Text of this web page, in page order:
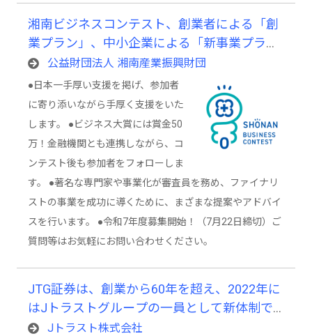
湘南ビジネスコンテスト、創業者による「創
業プラン」、中小企業による「新事業プラ
ン」を発表するビジネスコンテスト
公益財団法人 湘南産業振興財団
●日本一手厚い支援を掲げ、参加者
に寄り添いながら手厚く支援をいた
します。 ●ビジネス大賞には賞金50
万！金融機関とも連携しながら、コ
ンテスト後も参加者をフォローしま
す。 ●著名な専門家や事業化が審査員を務め、ファイナリ
ストの事業を成功に導くために、まざまな提案やアドバイ
スを行います。 ●令和7年度募集開始！（7月22日締切）ご
質問等はお気軽にお問い合わせください。
JTG証券は、創業から60年を超え、2022年に
はJトラストグループの一員として新体制で
スタートした、歴史と革新が共存する証券会
Jトラスト株式会社